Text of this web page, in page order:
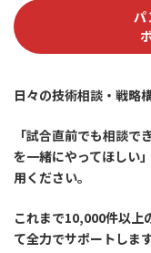
パ
日々の技術相談・戦略
「試合直前でも相談
を一緒にやってほしい
用ください。
これまで10,000件以上
て全力でサポートします